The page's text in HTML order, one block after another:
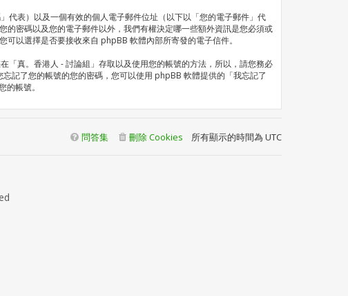
代表）以及一個有效的個人電子郵件位址（以下以「您的電子郵件」代
密碼以及您的電子郵件以外，我們有權決定哪一些額外資訊是您必須或
以選擇是否要接收來自 phpBB 軟體內部所寄發的電子信件。
「真。香港人 - 討論組」存取以及使用您的帳號的方法，所以，請您務必
記了您的帳號的您的密碼，您可以使用 phpBB 軟體提供的「我忘記了
帳號。
所有顯示的時間為 UTC
刪除 Cookies
問答集